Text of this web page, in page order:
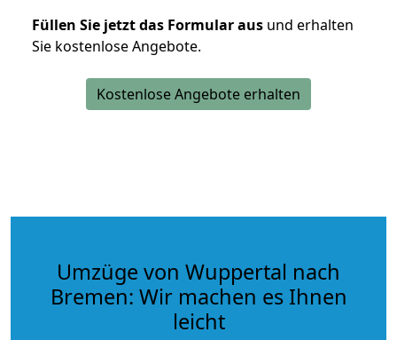
Füllen Sie jetzt das Formular aus und erhalten
Sie kostenlose Angebote.
Kostenlose Angebote erhalten
Umzüge von Wuppertal nach
Bremen: Wir machen es Ihnen
leicht